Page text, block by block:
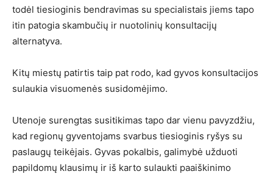
todėl tiesioginis bendravimas su specialistais jiems tapo
itin patogia skambučių ir nuotolinių konsultacijų
alternatyva.
Kitų miestų patirtis taip pat rodo, kad gyvos konsultacijos
sulaukia visuomenės susidomėjimo.
Utenoje surengtas susitikimas tapo dar vienu pavyzdžiu,
kad regionų gyventojams svarbus tiesioginis ryšys su
paslaugų teikėjais. Gyvas pokalbis, galimybė užduoti
papildomų klausimų ir iš karto sulaukti paaiškinimo